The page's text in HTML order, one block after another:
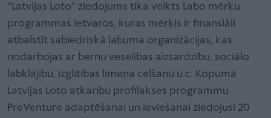
“Latvijas Loto” ziedojums tika veikts Labo mērķu
programmas ietvaros, kuras mērķis ir finansiāli
atbalstīt sabiedriskā labuma organizācijas, kas
nodarbojas ar bērnu veselības aizsardzību, sociālo
labklājību, izglītības līmeņa celšanu u.c. Kopumā
Latvijas Loto atkarību profilakses programmu
PreVenture adaptēšanai un ieviešanai ziedojusi 20